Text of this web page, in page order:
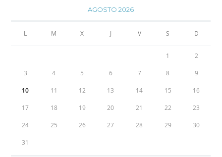
AGOSTO 2026
L M X J V S D
1 2
3 4 5 6 7 8 9
10 11 12 13 14 15 16
17 18 19 20 21 22 23
24 25 26 27 28 29 30
31